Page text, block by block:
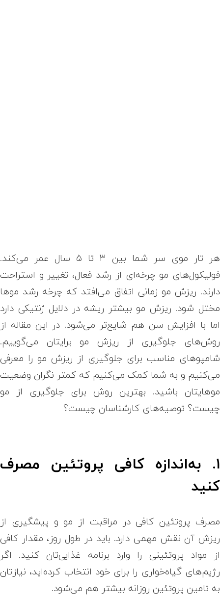
هر تار موی سر شما بین ۳ تا ۵ سال عمر می‌کند.
فولیکول‌های مو چرخه‌ای از رشد فعال، تغییر و استراحت
دارند. ریزش مو زمانی اتفاق می‌افتد که چرخه رشد موها
مختل شود. ریزش مو بیشتر ریشه در دلایل ژنتیکی دارد
اما با افزایش سن هم شایع‌تر می‌شود. در این مقاله از
روش‌های جلوگیری از ریزش مو برایتان می‌گوییم.
شامپوهای مناسب برای جلوگیری از ریزش مو را معرفی
می‌کنیم و به شما کمک می‌کنیم که کمتر نگران وضعیت
موهایتان باشید. بهترین روش برای جلوگیری از مو
چیست؟ توصیه‌های کارشناسان چیست؟
۱. به‌اندازه کافی پروتئین مصرف
کنید
مصرف پروتئین کافی در مراقبت از مو و پیشگیری از
ریزش آن نقش مهمی دارد. باید در طول روز، مقدار کافی
از مواد پروتئینی را وارد برنامه غذایی‌تان کنید. اگر
رژیم‌های گیاه‌خواری را برای خود انتخاب کرده‌اید، نیازتان
به تامین پروتئین روزانه بیشتر هم می‌شود.